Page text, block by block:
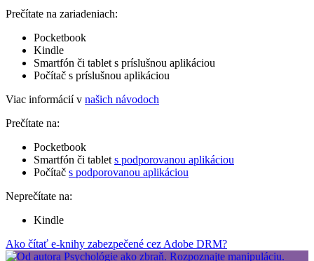
Prečítate na zariadeniach:
Pocketbook
Kindle
Smartfón či tablet s príslušnou aplikáciou
Počítač s príslušnou aplikáciou
Viac informácií v našich návodoch
Prečítate na:
Pocketbook
Smartfón či tablet s podporovanou aplikáciou
Počítač s podporovanou aplikáciou
Neprečítate na:
Kindle
Ako čítať e-knihy zabezpečené cez Adobe DRM?